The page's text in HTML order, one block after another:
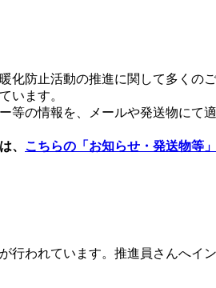
化防止活動の推進に関して多くの
います。
等の情報を、メールや発送物にて
、 こちらの「お知らせ・発送物等
行われています。推進員さんへイ